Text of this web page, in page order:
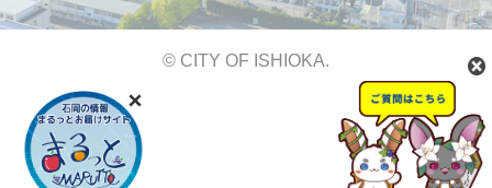
© CITY OF ISHIOKA.